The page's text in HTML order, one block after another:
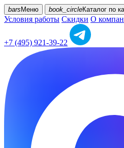
bars Меню book_circleКаталог по
Условия работы Скидки О
+7 (495) 921-39-22